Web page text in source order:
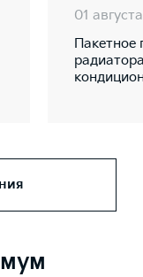
01
Пакетное